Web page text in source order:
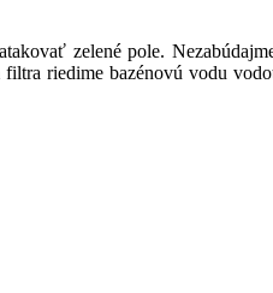
zelené pole.
riedime bazénovú vodu